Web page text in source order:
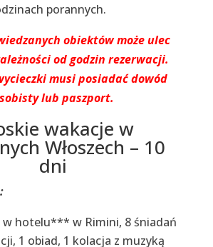
porannych.
obiektów może ulec
od godzin rezerwacji.
musi posiadać dowód
lub paszport.
wakacje w
Włoszech – 10
dni
w hotelu*** w Rimini, 8 śniadań
1 obiad, 1 kolacja z muzyką